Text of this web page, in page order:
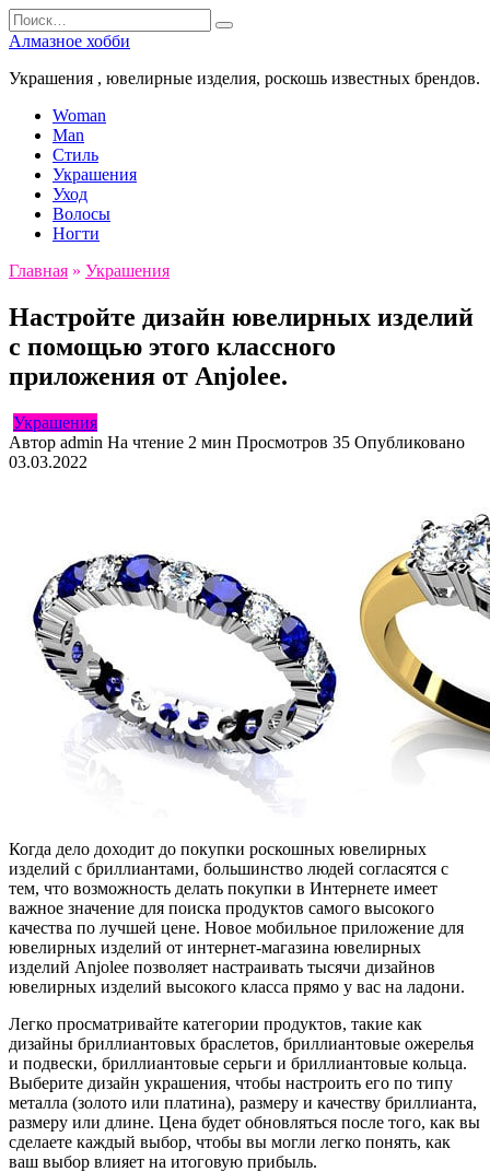
Перейти
к
Search
for:
Алмазное хобби
Украшения , ювелирные изделия, роскошь известных брендов.
Woman
Man
Стиль
Украшения
Уход
Волосы
Ногти
Главная » Украшения
Настройте дизайн ювелирных изделий
с помощью этого классного
приложения от Anjolee.
Украшения
Автор admin На чтение 2 мин Просмотров 35 Опубликовано
03.03.2022
Когда дело доходит до покупки роскошных ювелирных
изделий с бриллиантами, большинство людей согласятся с
тем, что возможность делать покупки в Интернете имеет
важное значение для поиска продуктов самого высокого
качества по лучшей цене. Новое мобильное приложение для
ювелирных изделий от интернет-магазина ювелирных
изделий Anjolee позволяет настраивать тысячи дизайнов
ювелирных изделий высокого класса прямо у вас на ладони.
Легко просматривайте категории продуктов, такие как
дизайны бриллиантовых браслетов, бриллиантовые ожерелья
и подвески, бриллиантовые серьги и бриллиантовые кольца.
Выберите дизайн украшения, чтобы настроить его по типу
металла (золото или платина), размеру и качеству бриллианта,
размеру или длине. Цена будет обновляться после того, как вы
сделаете каждый выбор, чтобы вы могли легко понять, как
ваш выбор влияет на итоговую прибыль.